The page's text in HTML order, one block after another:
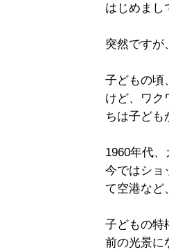
はじめまし
突然ですが
子どもの頃
けど、ワク
ちは子ども
1960年代
今ではショ
て空港など
子どもの特
前の光景に